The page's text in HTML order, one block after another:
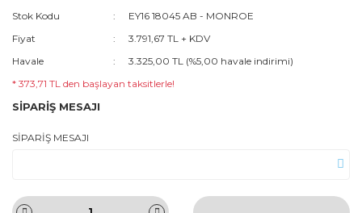
Stok Kodu
EY16 18045 AB - MONROE
Fiyat
3.791,67 TL + KDV
Havale
3.325,00 TL (%5,00 havale indirimi)
* 373,71 TL den başlayan taksitlerle!
SİPARİŞ MESAJI
SİPARİŞ MESAJI